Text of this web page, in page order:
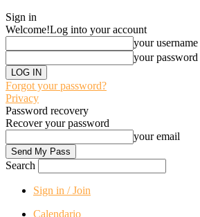
Sign in
Welcome!Log into your account
your username
your password
Forgot your password?
Privacy
Password recovery
Recover your password
your email
Search
Sign in / Join
Calendario